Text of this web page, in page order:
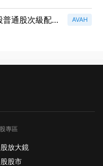
通股次級配
AVAH
專區
放大鏡
股市